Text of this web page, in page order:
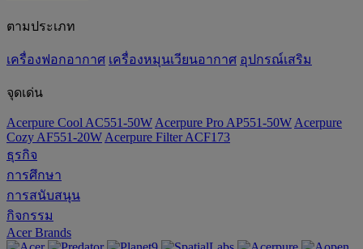
ตามประเภท
เครื่องฟอกอากาศ เครื่องหมุนเวียนอากาศ อุปกรณ์เสริม
จุดเด่น
Acerpure Cool AC551-50W Acerpure Pro AP551-50W Acerpure
Cozy AF551-20W Acerpure Filter ACF173
ธุรกิจ
การศึกษา
การสนับสนุน
กิจกรรม
Acer Brands